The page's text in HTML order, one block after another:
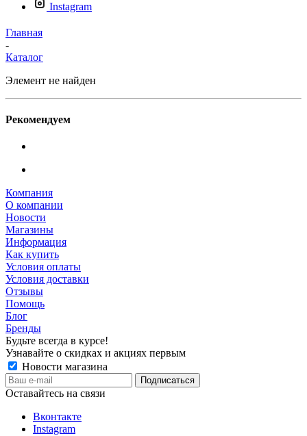
Instagram
Главная
-
Каталог
Элемент не найден
Рекомендуем
Компания
О компании
Новости
Магазины
Информация
Как купить
Условия оплаты
Условия доставки
Отзывы
Помощь
Блог
Бренды
Будьте всегда в курсе!
Узнавайте о скидках и акциях первым
Новости магазина
Оставайтесь на связи
Вконтакте
Instagram